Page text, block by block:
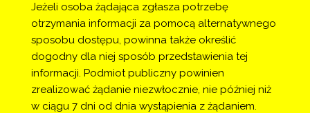
Jeżeli osoba żądająca zgłasza potrzebę
otrzymania informacji za pomocą alternatywnego
sposobu dostępu, powinna także określić
dogodny dla niej sposób przedstawienia tej
informacji. Podmiot publiczny powinien
zrealizować żądanie niezwłocznie, nie później niż
w ciągu 7 dni od dnia wystąpienia z żądaniem.